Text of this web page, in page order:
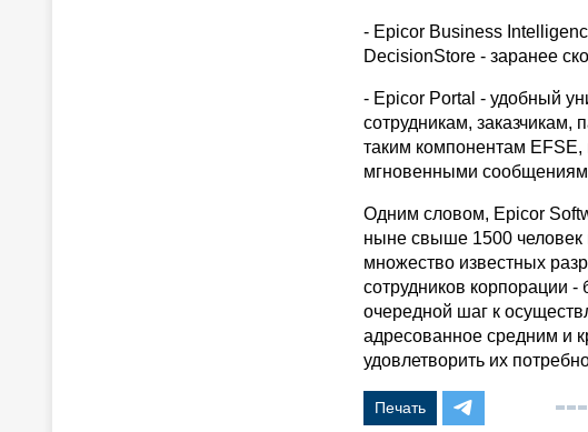
- Epicor Business
DecisionStore - заранее
- Epicor Portal - удобный
сотрудникам,
таким компонентам EFSE,
мгновенными
Одним словом, Epicor
ныне свыше 1500 человек
множество известных
сотрудников корпорации
очередной шаг к
адресованное средним и
удовлетворить их
Печать